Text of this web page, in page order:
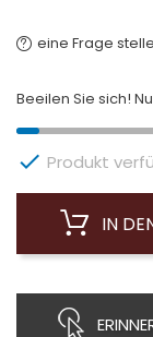
eine Frage
Beeilen Sie sich!
 Produkt
IN